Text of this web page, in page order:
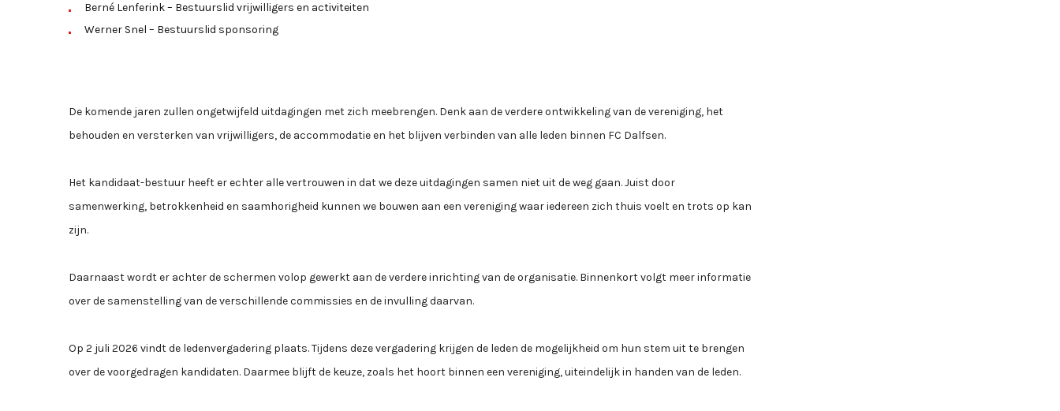
Berné Lenferink – Bestuurslid vrijwilligers en activiteiten
Werner Snel – Bestuurslid sponsoring
De komende jaren zullen ongetwijfeld uitdagingen met zich meebrengen. Denk aan de verdere ontwikkeling van de vereniging, het
behouden en versterken van vrijwilligers, de accommodatie en het blijven verbinden van alle leden binnen FC Dalfsen.
Het kandidaat-bestuur heeft er echter alle vertrouwen in dat we deze uitdagingen samen niet uit de weg gaan. Juist door
samenwerking, betrokkenheid en saamhorigheid kunnen we bouwen aan een vereniging waar iedereen zich thuis voelt en trots op kan
zijn.
Daarnaast wordt er achter de schermen volop gewerkt aan de verdere inrichting van de organisatie. Binnenkort volgt meer informatie
over de samenstelling van de verschillende commissies en de invulling daarvan.
Op 2 juli 2026 vindt de ledenvergadering plaats. Tijdens deze vergadering krijgen de leden de mogelijkheid om hun stem uit te brengen
over de voorgedragen kandidaten. Daarmee blijft de keuze, zoals het hoort binnen een vereniging, uiteindelijk in handen van de leden.